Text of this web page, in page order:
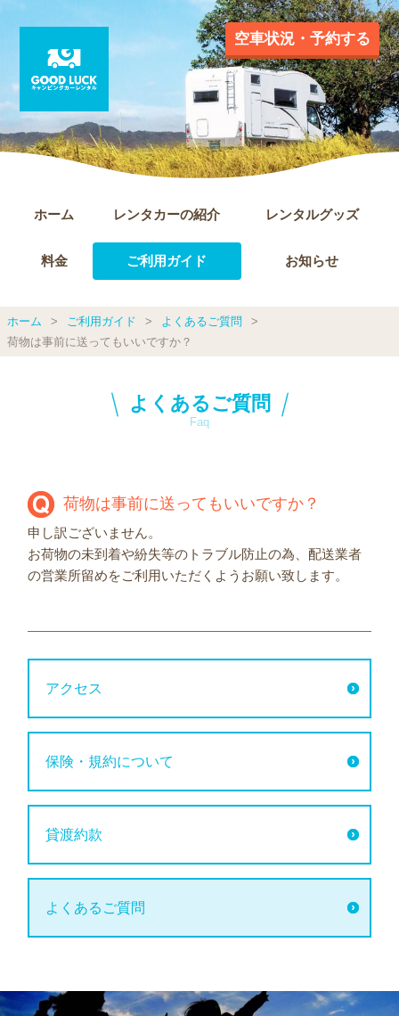
空車状況・予約する
ホーム レンタカーの紹介 レンタルグッズ
料金 ご利用ガイド お知らせ
ホーム ご利用ガイド
よくあるご質問
荷物は事前に送ってもいいですか？
よくあるご質問
Faq
荷物は事前に送ってもいいですか？
申し訳ございません。
お荷物の未到着や紛失等のトラブル防止の為、配送業者
の営業所留めをご利用いただくようお願い致します。
アクセス
保険・規約について
貸渡約款
よくあるご質問